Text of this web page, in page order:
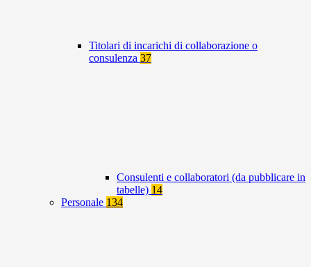
Titolari di incarichi di collaborazione o
consulenza 37
Consulenti e collaboratori (da pubblicare in
tabelle) 14
Personale 134